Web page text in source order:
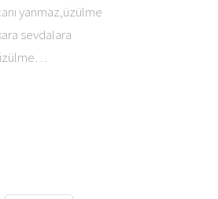
yanmaz,üzülme
sevdalara